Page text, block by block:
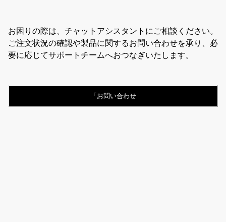
お困りの際は、チャットアシスタントにご相談ください。
ご注文状況の確認や製品に関するお問い合わせを承り、必
要に応じてサポートチームへおつなぎいたします。
「お問い合わせ